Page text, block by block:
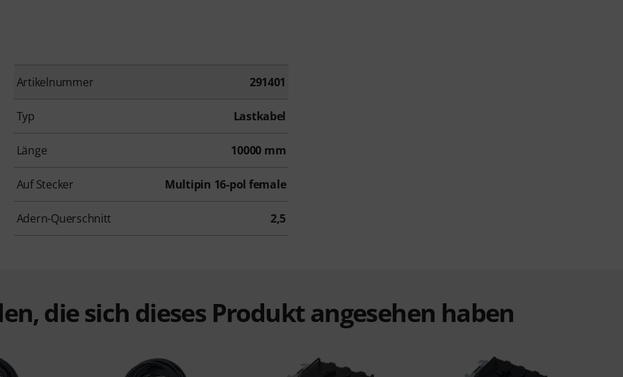
Artikelnummer 291401
Typ Lastkabel
Länge 10000 mm
Auf Stecker Multipin 16-pol female
Adern-Querschnitt 2,5
die sich dieses Produkt angesehen haben